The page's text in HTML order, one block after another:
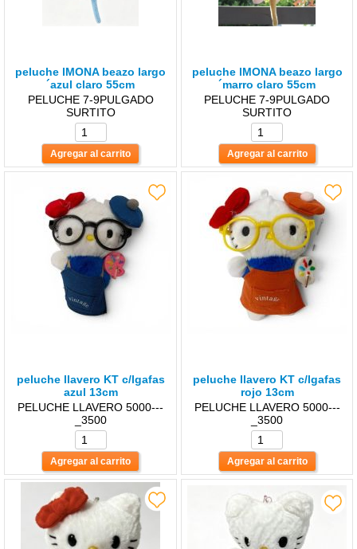
peluche lMONA beazo largo
´azul claro 55cm
PELUCHE 7-9PULGADO
SURTITO
peluche lMONA beazo largo
´marro claro 55cm
PELUCHE 7-9PULGADO
SURTITO
peluche llavero KT c/lgafas
azul 13cm
PELUCHE LLAVERO 5000---
_3500
peluche llavero KT c/lgafas
rojo 13cm
PELUCHE LLAVERO 5000---
_3500